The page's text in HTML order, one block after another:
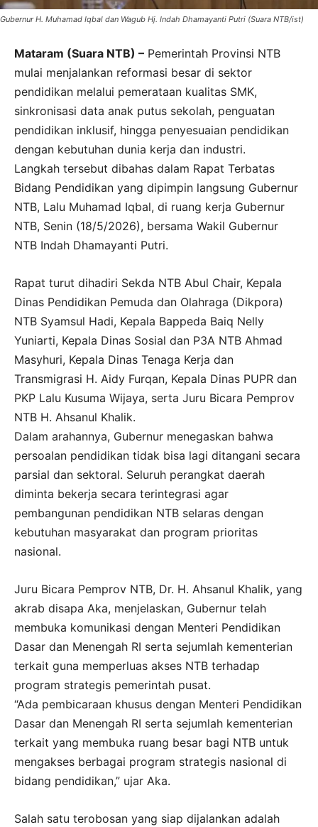
Gubernur H. Muhamad Iqbal dan Wagub Hj. Indah Dhamayanti Putri (Suara NTB/ist)
Mataram (Suara NTB) – Pemerintah Provinsi NTB
mulai menjalankan reformasi besar di sektor
pendidikan melalui pemerataan kualitas SMK,
sinkronisasi data anak putus sekolah, penguatan
pendidikan inklusif, hingga penyesuaian pendidikan
dengan kebutuhan dunia kerja dan industri.
Langkah tersebut dibahas dalam Rapat Terbatas
Bidang Pendidikan yang dipimpin langsung Gubernur
NTB, Lalu Muhamad Iqbal, di ruang kerja Gubernur
NTB, Senin (18/5/2026), bersama Wakil Gubernur
NTB Indah Dhamayanti Putri.
Rapat turut dihadiri Sekda NTB Abul Chair, Kepala
Dinas Pendidikan Pemuda dan Olahraga (Dikpora)
NTB Syamsul Hadi, Kepala Bappeda Baiq Nelly
Yuniarti, Kepala Dinas Sosial dan P3A NTB Ahmad
Masyhuri, Kepala Dinas Tenaga Kerja dan
Transmigrasi H. Aidy Furqan, Kepala Dinas PUPR dan
PKP Lalu Kusuma Wijaya, serta Juru Bicara Pemprov
NTB H. Ahsanul Khalik.
Dalam arahannya, Gubernur menegaskan bahwa
persoalan pendidikan tidak bisa lagi ditangani secara
parsial dan sektoral. Seluruh perangkat daerah
diminta bekerja secara terintegrasi agar
pembangunan pendidikan NTB selaras dengan
kebutuhan masyarakat dan program prioritas
nasional.
Juru Bicara Pemprov NTB, Dr. H. Ahsanul Khalik, yang
akrab disapa Aka, menjelaskan, Gubernur telah
membuka komunikasi dengan Menteri Pendidikan
Dasar dan Menengah RI serta sejumlah kementerian
terkait guna memperluas akses NTB terhadap
program strategis pemerintah pusat.
“Ada pembicaraan khusus dengan Menteri Pendidikan
Dasar dan Menengah RI serta sejumlah kementerian
terkait yang membuka ruang besar bagi NTB untuk
mengakses berbagai program strategis nasional di
bidang pendidikan,” ujar Aka.
Salah satu terobosan yang siap dijalankan adalah